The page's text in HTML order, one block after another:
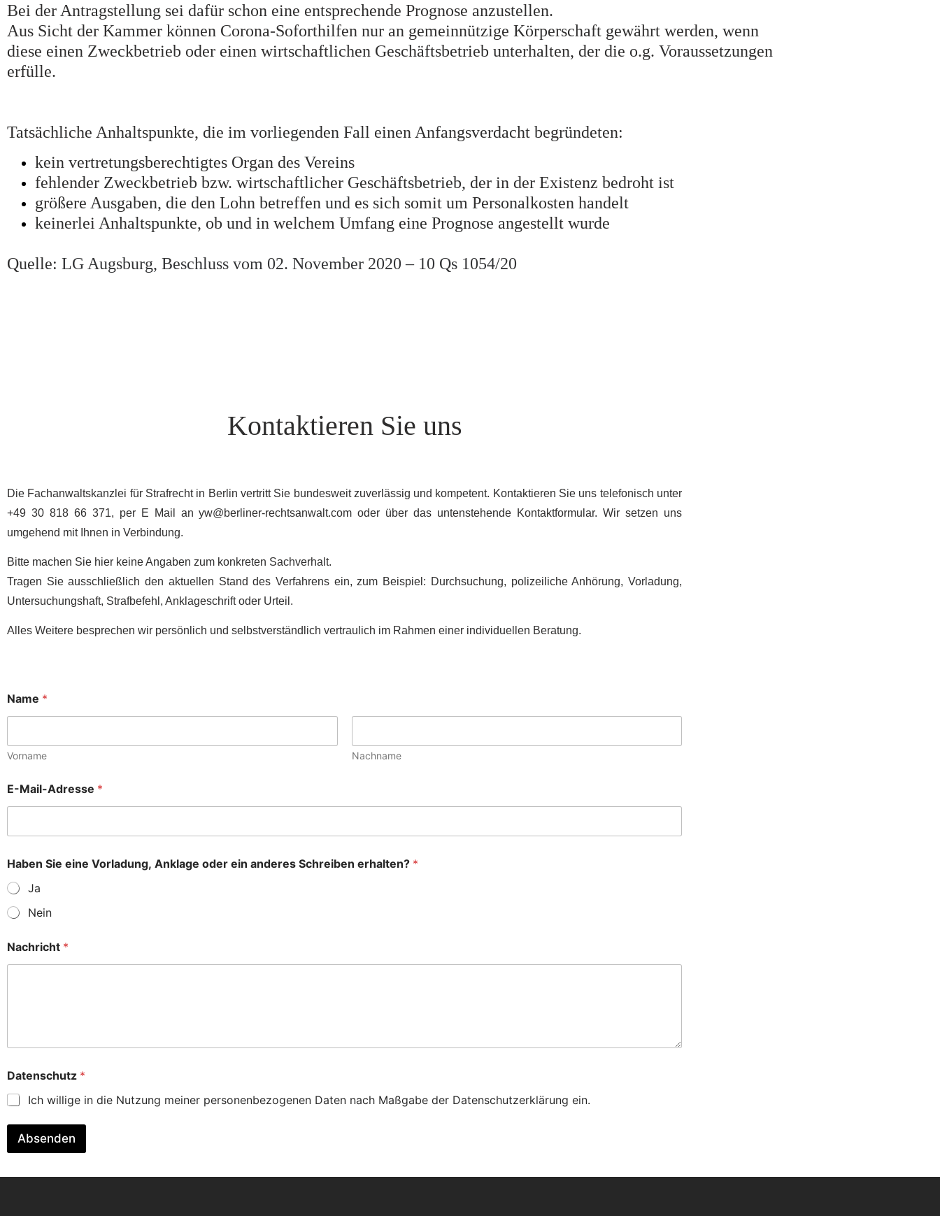
Bei der Antragstellung sei dafür schon eine entsprechende Prognose anzustellen.
Aus Sicht der Kammer können Corona-Soforthilfen nur an gemeinnützige Körperschaft gewährt werden, wenn
diese einen Zweckbetrieb oder einen wirtschaftlichen Geschäftsbetrieb unterhalten, der die o.g. Voraussetzungen
erfülle.
Tatsächliche Anhaltspunkte, die im vorliegenden Fall einen Anfangsverdacht begründeten:
kein vertretungsberechtigtes Organ des Vereins
fehlender Zweckbetrieb bzw. wirtschaftlicher Geschäftsbetrieb, der in der Existenz bedroht ist
größere Ausgaben, die den Lohn betreffen und es sich somit um Personalkosten handelt
keinerlei Anhaltspunkte, ob und in welchem Umfang eine Prognose angestellt wurde
Quelle: LG Augsburg, Beschluss vom 02. November 2020 – 10 Qs 1054/20
Kontaktieren Sie uns
Die Fachanwaltskanzlei für Strafrecht in Berlin vertritt Sie bundesweit zuverlässig und kompetent. Kontaktieren Sie uns telefonisch unter
+49 30 818 66 371, per E Mail anyw@berliner-rechtsanwalt.com oder über das untenstehende Kontaktformular. Wir setzen uns
umgehend mit Ihnen in Verbindung.
Bitte machen Sie hier keine Angaben zum konkreten Sachverhalt.
Tragen Sie ausschließlich den aktuellen Stand des Verfahrens ein, zum Beispiel: Durchsuchung, polizeiliche Anhörung, Vorladung,
Untersuchungshaft, Strafbefehl, Anklageschrift oder Urteil.
Alles Weitere besprechen wir persönlich und selbstverständlich vertraulich im Rahmen einer individuellen Beratung.
Name *
Vorname Nachname
E-Mail-Adresse *
Haben Sie eine Vorladung, Anklage oder ein anderes Schreiben erhalten? *
Ja
Nein
Nachricht *
N
a
c
Datenschutz *
Ich willige in die Nutzung meiner personenbezogenen Daten nach Maßgabe der Datenschutzerklärung ein.
Absenden